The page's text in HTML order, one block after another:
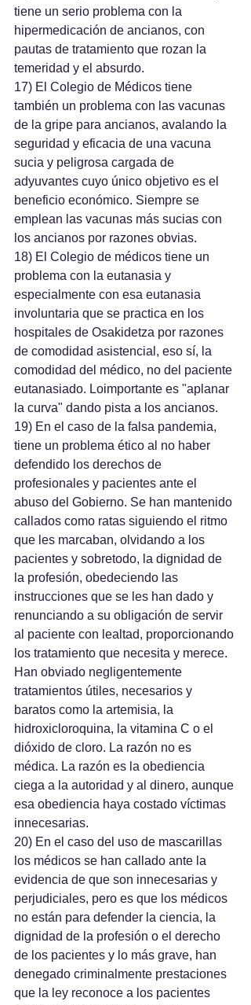
tiene un serio problema con la
hipermedicación de ancianos, con
pautas de tratamiento que rozan la
temeridad y el absurdo.
17) El Colegio de Médicos tiene
también un problema con las vacunas
de la gripe para ancianos, avalando la
seguridad y eficacia de una vacuna
sucia y peligrosa cargada de
adyuvantes cuyo único objetivo es el
beneficio económico. Siempre se
emplean las vacunas más sucias con
los ancianos por razones obvias.
18) El Colegio de médicos tiene un
problema con la eutanasia y
especialmente con esa eutanasia
involuntaria que se practica en los
hospitales de Osakidetza por razones
de comodidad asistencial, eso sí, la
comodidad del médico, no del paciente
eutanasiado. Loimportante es "aplanar
la curva" dando pista a los ancianos.
19) En el caso de la falsa pandemia,
tiene un problema ético al no haber
defendido los derechos de
profesionales y pacientes ante el
abuso del Gobierno. Se han mantenido
callados como ratas siguiendo el ritmo
que les marcaban, olvidando a los
pacientes y sobretodo, la dignidad de
la profesión, obedeciendo las
instrucciones que se les han dado y
renunciando a su obligación de servir
al paciente con lealtad, proporcionando
los tratamiento que necesita y merece.
Han obviado negligentemente
tratamientos útiles, necesarios y
baratos como la artemisia, la
hidroxicloroquina, la vitamina C o el
dióxido de cloro. La razón no es
médica. La razón es la obediencia
ciega a la autoridad y al dinero, aunque
esa obediencia haya costado víctimas
innecesarias.
20) En el caso del uso de mascarillas
los médicos se han callado ante la
evidencia de que son innecesarias y
perjudiciales, pero es que los médicos
no están para defender la ciencia, la
dignidad de la profesión o el derecho
de los pacientes y lo más grave, han
denegado criminalmente prestaciones
que la ley reconoce a los pacientes